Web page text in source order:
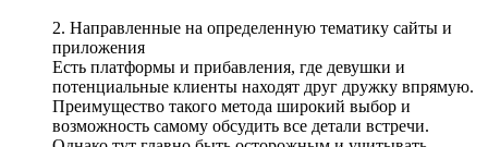
2. Направленные на определенную тематику сайты и
приложения
Есть платформы и прибавления, где девушки и
потенциальные клиенты находят друг дружку впрямую.
Преимущество такого метода широкий выбор и
возможность самому обсудить все детали встречи.